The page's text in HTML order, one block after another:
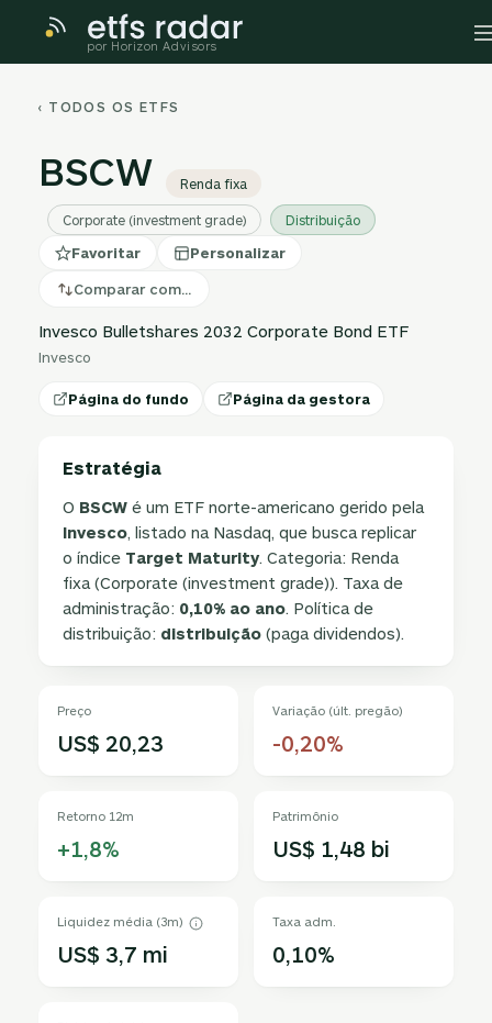
por Horizon Advisors
‹ TODOS OS ETFS
BSCW Renda fixa
Corporate (investment grade) Distribuição
Favoritar Personalizar
Comparar com…
Invesco Bulletshares 2032 Corporate Bond ETF
Invesco
Página do fundo Página da gestora
Estratégia
O BSCW é um ETF norte-americano gerido pela
Invesco, listado na Nasdaq, que busca replicar
o índice Target Maturity. Categoria: Renda
fixa (Corporate (investment grade)). Taxa de
administração: 0,10% ao ano. Política de
distribuição: distribuição (paga dividendos).
Preço
US$ 20,23
Variação (últ. pregão)
-0,20%
Retorno 12m
+1,8%
Patrimônio
US$ 1,48 bi
Liquidez média (3m)
US$ 3,7 mi
Taxa adm.
0,10%